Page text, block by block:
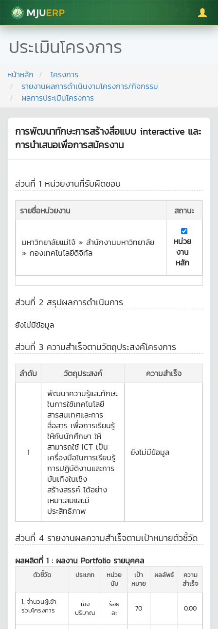
มหาวิทยาลัยแม่โจ้
ประเมินโครงการ
หน้าหลัก
โครงการ
รายงานผลการดำเนินงานโครงการ/กิจกรรม
ผลการประเมินโครงการ
การพัฒนาทักษะการสร้างสื่อแบบ interactive และ
การนำเสนอเพื่อการสมัครงาน
ส่วนที่ 1 หน่วยงานที่รับผิดชอบ
รายชื่อหน่วยงาน สถานะ
มหาวิทยาลัยแม่โจ้ » สำนักงานมหาวิทยาลัย
» กองเทคโนโลยีดิจิทัล
หน่วย
งาน
หลัก
ส่วนที่ 2 สรุปผลการดำเนินการ
ยังไม่มีข้อมูล
ส่วนที่ 3 ความสำเร็จตามวัตถุประสงค์โครงการ
ลำดับ วัตถุประสงค์ ความสำเร็จ
1
พัฒนาความรู้และทักษะ
ในการใช้เทคโนโลยี
สารสนเทศและการ
สื่อสาร เพื่อการเรียนรู้
ให้กับนักศึกษา ให้
สามารถใช้ ICT เป็น
เครื่องมือในการเรียนรู้
การปฏิบัติงานและการ
บันเทิงในเชิง
สร้างสรรค์ ได้อย่าง
เหมาะสมและมี
ประสิทธิภาพ
ยังไม่มีข้อมูล
ส่วนที่ 4 รายงานผลความสำเร็จตามเป้าหมายตัวชี้วัด
ผลผลิตที่ 1 : ผลงาน Portfolio รายบุคคล
ตัวชี้วัด ประเภท
หน่วย
นับ
เป้า
หมาย
ผลลัพธ์
ความ
สำเร็จ
1. จำนวนผู้เข้า
ร่วมโครงการ
เชิง
ปริมาณ
ร้อย
ละ
70 0.00